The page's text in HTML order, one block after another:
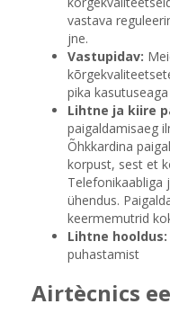
vastava
jne.
Vastupidav:
pika
Lihtne ja kiire
paigaldamisaeg
Õhkkardina
korpust, sest et
Telefonikaabliga
ühendus.
keermemutrid
Lihtne hooldus:
puhastamist
Airtècnics